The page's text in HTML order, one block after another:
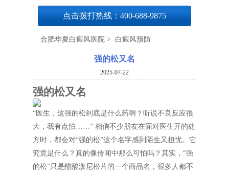
点击拨打热线：400-688-9875
合肥华夏白癜风医院 > 白癜风预防
强的松又名
2025-07-22
强的松又名
“医生，这强的松到底是什么药啊？听说不良反应很
大，我有点怕……” 相信不少朋友在面对医生开的处
方时，都会对“强的松”这个名字感到陌生又担忧。它
究竟是什么？真的像传闻中那么可怕吗？其实，“强
的松”只是醋酸泼尼松片的一个商品名，很多人都不